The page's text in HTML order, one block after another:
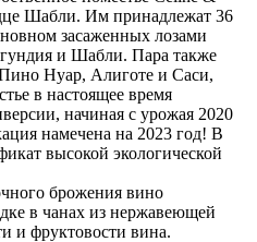
Шабли. Им принадлежат 36
засаженных лозами
и Шабли. Пара также
Нуар, Алиготе и Саси,
в настоящее время
начиная с урожая 2020
намечена на 2023 год! В
высокой экологической
брожения вино
в чанах из нержавеющей
и фруктовости вина.